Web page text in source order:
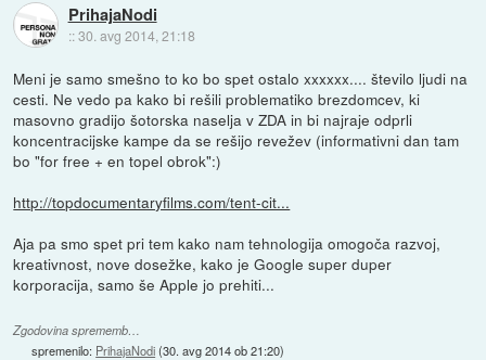
PrihajaNodi
::30. avg 2014, 21:18
Meni je samo smešno to ko bo spet ostalo xxxxxx.... število ljudi na
cesti. Ne vedo pa kako bi rešili problematiko brezdomcev, ki
masovno gradijo šotorska naselja v ZDA in bi najraje odprli
koncentracijske kampe da se rešijo revežev (informativni dan tam
bo "for free + en topel obrok":)
http://topdocumentaryfilms.com/tent-cit...
Aja pa smo spet pri tem kako nam tehnologija omogoča razvoj,
kreativnost, nove dosežke, kako je Google super duper
korporacija, samo še Apple jo prehiti...
Zgodovina sprememb…
spremenilo: PrihajaNodi(30. avg 2014 ob 21:20)